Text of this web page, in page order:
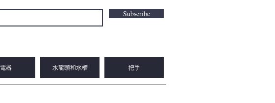
Subscribe
電器 水龍頭和水槽 把手